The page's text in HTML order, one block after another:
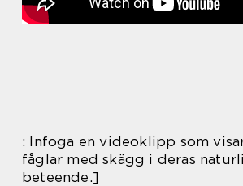
: Infoga en videoklipp som
fåglar med skägg i deras
beteende.]